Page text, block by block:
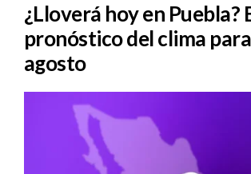
¿Lloverá hoy en Puebla?
pronóstico del clima
agosto